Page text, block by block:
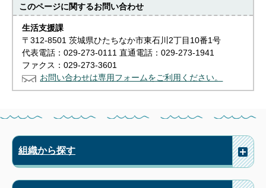
このページに関するお問い合わせ
生活支援課
〒312-8501 茨城県ひたちなか市東石川2丁目10番1号
代表電話：029-273-0111 直通電話：029-273-1941
ファクス：029-273-3601
お問い合わせは専用フォームをご利用ください。
組織から探す